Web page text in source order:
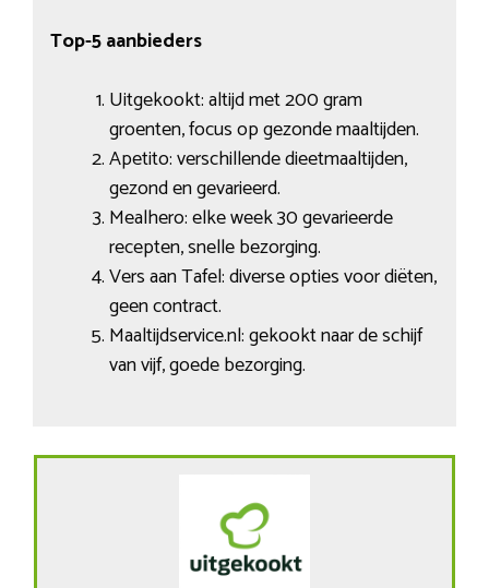
Top-5 aanbieders
Uitgekookt: altijd met 200 gram
groenten, focus op gezonde maaltijden.
Apetito: verschillende dieetmaaltijden,
gezond en gevarieerd.
Mealhero: elke week 30 gevarieerde
recepten, snelle bezorging.
Vers aan Tafel: diverse opties voor diëten,
geen contract.
Maaltijdservice.nl: gekookt naar de schijf
van vijf, goede bezorging.